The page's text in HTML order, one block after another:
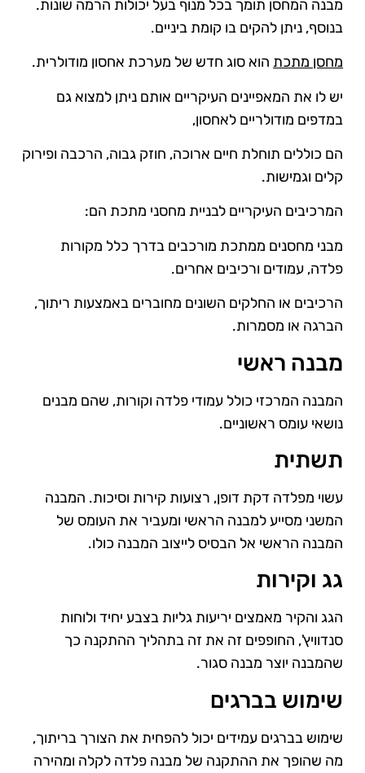
מבנה המחסן תומך בכל מנוף בעל יכולות הרמה שונות.
בנוסף, ניתן להקים בו קומת ביניים.
מחסן מתכת הוא סוג חדש של מערכת אחסון מודולרית.
יש לו את המאפיינים העיקריים אותם ניתן למצוא גם
במדפים מודולריים לאחסון,
הם כוללים תוחלת חיים ארוכה, חוזק גבוה, הרכבה ופירוק
קלים וגמישות.
המרכיבים העיקריים לבניית מחסני מתכת הם:
מבני מחסנים ממתכת מורכבים בדרך כלל מקורות
פלדה, עמודים ורכיבים אחרים.
הרכיבים או החלקים השונים מחוברים באמצעות ריתוך,
הברגה או מסמרות.
מבנה ראשי
המבנה המרכזי כולל עמודי פלדה וקורות, שהם מבנים
נושאי עומס ראשוניים.
תשתית
עשוי מפלדה דקת דופן, רצועות קירות וסיכות. המבנה
המשני מסייע למבנה הראשי ומעביר את העומס של
המבנה הראשי אל הבסיס לייצוב המבנה כולו.
גג וקירות
הגג והקיר מאמצים יריעות גליות בצבע יחיד ולוחות
סנדוויץ', החופפים זה את זה בתהליך ההתקנה כך
שהמבנה יוצר מבנה סגור.
שימוש בברגים
שימוש בברגים עמידים יכול להפחית את הצורך בריתוך,
מה שהופך את ההתקנה של מבנה פלדה לקלה ומהירה